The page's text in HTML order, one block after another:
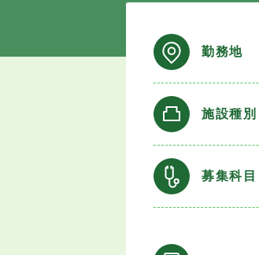
勤務地
施設種別
募集科目